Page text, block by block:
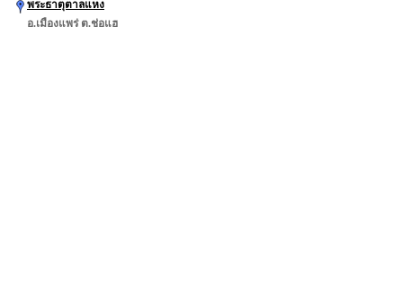
พระธาตุตาลแหง
อ.เมืองแพร่ ต.ช่อแฮ